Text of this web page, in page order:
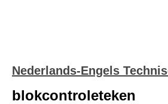
Nederlands-Engels
blokcontroleteken